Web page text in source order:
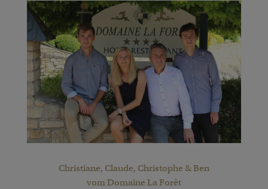
Christiane, Claude, Christophe & Ben
vom Domaine La Forêt